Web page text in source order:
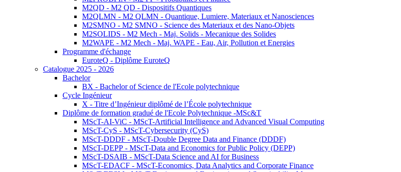
M2QD - M2 QD - Dispositifs Quantiques
M2QLMN - M2 QLMN - Quantique, Lumiere, Materiaux et Nanosciences
M2SMNO - M2 SMNO - Science des Materiaux et des Nano-Objets
M2SOLIDS - M2 Mech - Maj. Solids - Mecanique des Solides
M2WAPE - M2 Mech - Maj. WAPE - Eau, Air, Pollution et Energies
Programme d'échange
EuroteQ - Diplôme EuroteQ
Catalogue 2025 - 2026
Bachelor
BX - Bachelor of Science de l'Ecole polytechnique
Cycle Ingénieur
X - Titre d’Ingénieur diplômé de l’École polytechnique
Diplôme de formation gradué de l'Ecole Polytechnique -MSc&T
MScT-AI-ViC - MScT-Artificial Intelligence and Advanced Visual Computing
MScT-CyS - MScT-Cybersecurity (CyS)
MScT-DDDF - MScT-Double Degree Data and Finance (DDDF)
MScT-DEPP - MScT-Data and Economics for Public Policy (DEPP)
MScT-DSAIB - MScT-Data Science and AI for Business
MScT-EDACF - MScT-Economics, Data Analytics and Corporate Finance